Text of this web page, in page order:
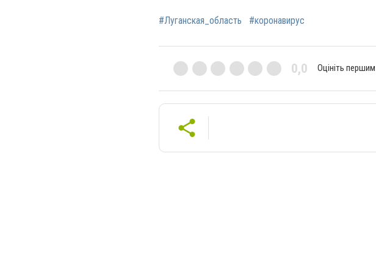
#Луганская_область #коронавирус
0,0 Оцініть першим